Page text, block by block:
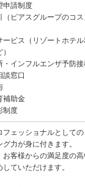
請制度
ピアスグループのコ
ビス（リゾートホテ
インフルエンザ予防
窓口
補助金
制度
フェッショナルとして
グ力が身に付きます。
お客様からの満足度の
ていただけます。